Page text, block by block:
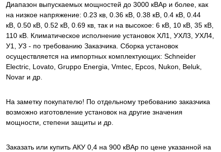
Диапазон выпускаемых мощностей до 3000 кВАр и более, как
на низкое напряжение: 0.23 кв, 0.36 кВ, 0.38 кВ, 0.4 кВ, 0.44
кВ, 0.50 кВ, 0.52 кВ, 0.69 кв, так и на высокое: 6 кВ, 10 кВ, 35 кВ,
110 кВ. Климатическое исполнение установок ХЛ1, УХЛ3, УХЛ4,
У1, У3 - по требованию Заказчика. Сборка установок
осуществляется на импортных комплектующих: Schneider
Electric, Lovato, Gruppo Energia, Vmtec, Epcos, Nukon, Beluk,
Novar и др.
На заметку покупателю! По отдельному требованию заказчика
возможно изготовление установок на другие значения
мощности, степени защиты и др.
Заказать или купить АКУ 0,4 на 900 кВАр по цене указанной на